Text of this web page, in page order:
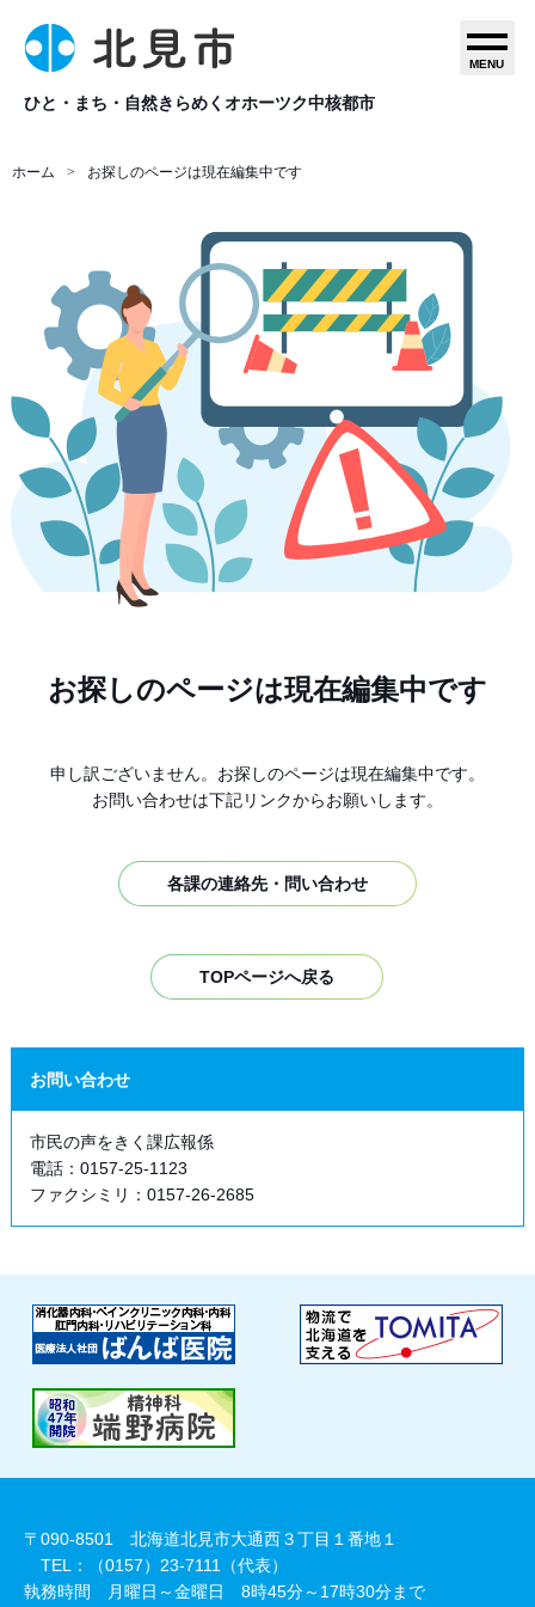
ひと・まち・自然きらめくオホーツク中核都市
MENU
ホーム お探しのページは現在編集中です
お探しのページは現在編集中です
申し訳ございません。お探しのページは現在編集中です。
お問い合わせは下記リンクからお願いします。
各課の連絡先・問い合わせ
TOPページへ戻る
お問い合わせ
市民の声をきく課広報係
電話：0157-25-1123
ファクシミリ：0157-26-2685
〒090-8501 北海道北見市大通西３丁目１番地１
TEL：（0157）23-7111（代表）
執務時間 月曜日～金曜日 8時45分～17時30分まで